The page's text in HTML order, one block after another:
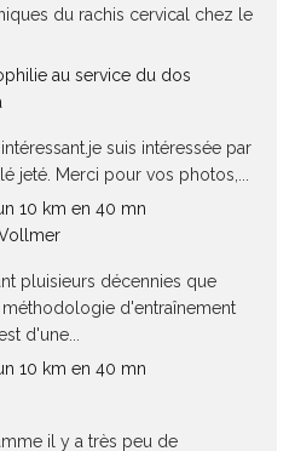
du rachis cervical chez le
au service du dos
suis intéressée par
jeté. Merci pour vos photos,...
10 km en 40 mn
pluisieurs décennies que
d'entraînement
d'une...
10 km en 40 mn
il y a très peu de